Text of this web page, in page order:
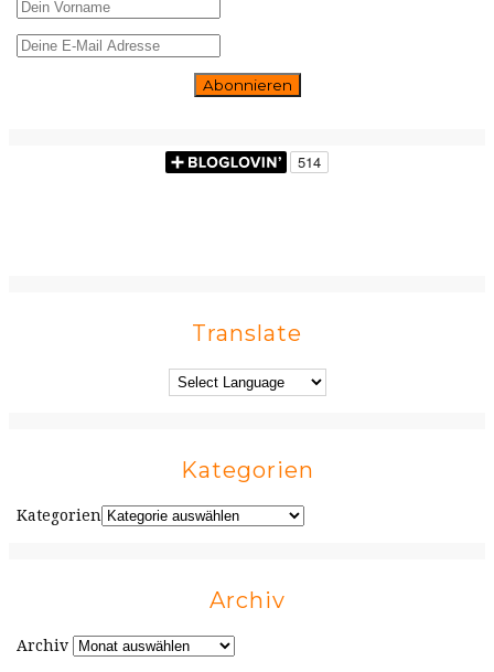
Translate
Kategorien
Kategorien
Archiv
Archiv